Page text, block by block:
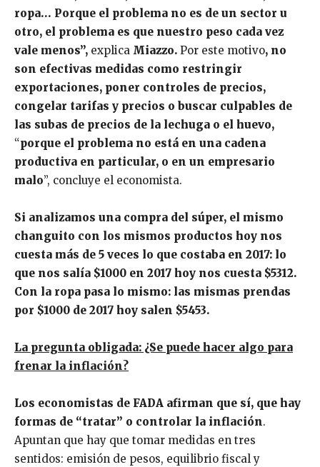
ropa… Porque el problema no es de un sector u
otro, el problema es que nuestro peso cada vez
vale menos”, explica Miazzo. Por este motivo, no
son efectivas medidas como restringir
exportaciones, poner controles de precios,
congelar tarifas y precios o buscar culpables de
las subas de precios de la lechuga o el huevo,
“porque el problema no está en una cadena
productiva en particular, o en un empresario
malo”, concluye el economista.
Si analizamos una compra del súper, el mismo
changuito con los mismos productos hoy nos
cuesta más de 5 veces lo que costaba en 2017: lo
que nos salía $1000 en 2017 hoy nos cuesta $5312.
Con la ropa pasa lo mismo: las mismas prendas
por $1000 de 2017 hoy salen $5453.
La pregunta obligada: ¿Se puede hacer algo para
frenar la inflación?
Los economistas de FADA afirman que sí, que hay
formas de “tratar” o controlar la inflación.
Apuntan que hay que tomar medidas en tres
sentidos: emisión de pesos, equilibrio fiscal y